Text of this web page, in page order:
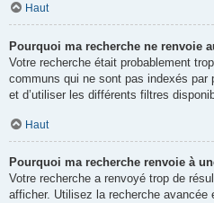
Haut
Pourquoi ma recherche ne renvoie
Votre recherche était probablement
communs qui ne sont pas indexés par
et d’utiliser les différents filtres
Haut
Pourquoi ma recherche renvoie à
Votre recherche a renvoyé trop de
afficher. Utilisez la recherche avancée